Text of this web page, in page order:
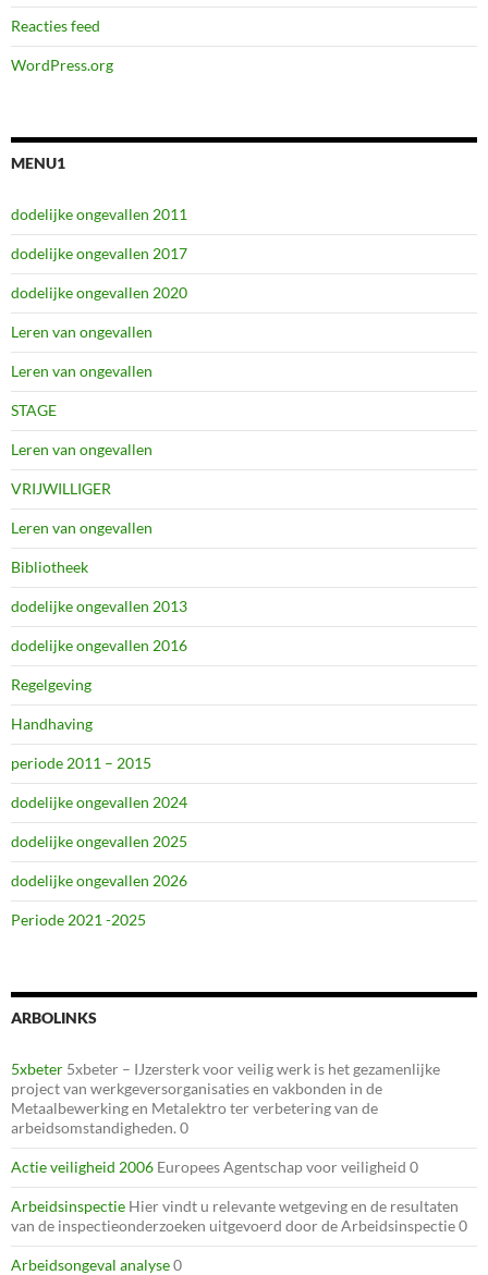
Reacties feed
WordPress.org
MENU1
dodelijke ongevallen 2011
dodelijke ongevallen 2017
dodelijke ongevallen 2020
Leren van ongevallen
Leren van ongevallen
STAGE
Leren van ongevallen
VRIJWILLIGER
Leren van ongevallen
Bibliotheek
dodelijke ongevallen 2013
dodelijke ongevallen 2016
Regelgeving
Handhaving
periode 2011 – 2015
dodelijke ongevallen 2024
dodelijke ongevallen 2025
dodelijke ongevallen 2026
Periode 2021 -2025
ARBOLINKS
5xbeter 5xbeter – IJzersterk voor veilig werk is het gezamenlijke
project van werkgeversorganisaties en vakbonden in de
Metaalbewerking en Metalektro ter verbetering van de
arbeidsomstandigheden. 0
Actie veiligheid 2006 Europees Agentschap voor veiligheid 0
Arbeidsinspectie Hier vindt u relevante wetgeving en de resultaten
van de inspectieonderzoeken uitgevoerd door de Arbeidsinspectie 0
Arbeidsongeval analyse0